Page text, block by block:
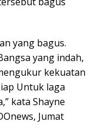
yang bagus.
yang indah,
kekuatan
Untuk laga
kata Shayne
Jumat